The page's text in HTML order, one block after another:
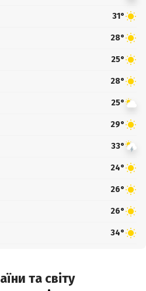
31°
28°
25°
28°
25°
29°
33°
24°
26°
26°
34°
та світу